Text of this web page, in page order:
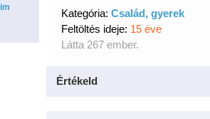
Kategória: Család, gyerek
Feltöltés ideje: 15 éve
Látta 267 ember.
Értékeld